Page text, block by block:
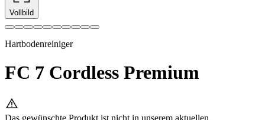
Vollbild
Hartbodenreiniger
FC 7 Cordless Premium
Das gewünschte Produkt ist nicht in unserem aktuellen